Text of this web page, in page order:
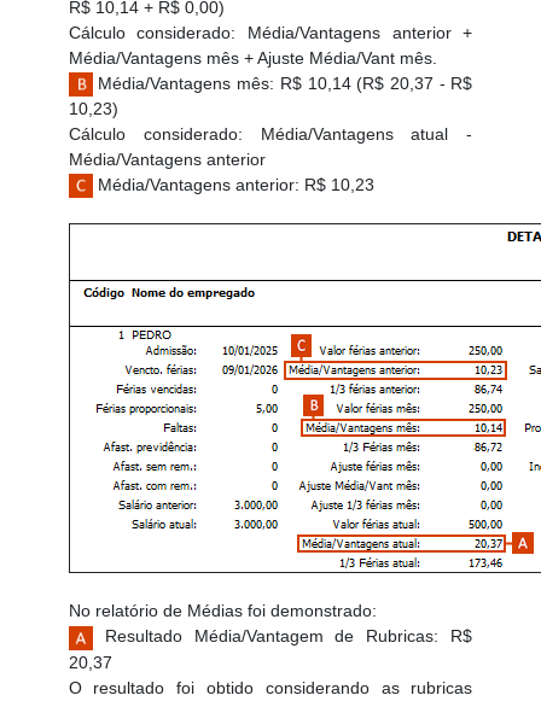
R$ 10,14 + R$ 0,00)
Cálculo considerado: Média/Vantagens anterior +
Média/Vantagens mês + Ajuste Média/Vant mês.
Média/Vantagens mês: R$ 10,14 (R$ 20,37 - R$
10,23)
Cálculo considerado: Média/Vantagens atual -
Média/Vantagens anterior
Média/Vantagens anterior: R$ 10,23
No relatório de Médias foi demonstrado:
Resultado Média/Vantagem de Rubricas: R$
20,37
O resultado foi obtido considerando as rubricas